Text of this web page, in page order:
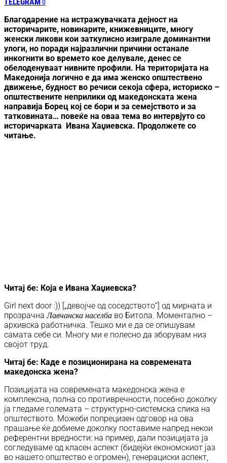
0
Благодарение на истражувачката дејност на
историчарите, новинарите, книжевниците, многу
женски ликови кои заткулисно изиграле доминантни
улоги, но поради најразлични причини останале
инкогнити во времето кое делувале, денес се
обелоденуваат нивните профили. На територијата на
Македонија логично е да има женско општествено
движење, будност во речиси секоја сфера, историско –
општествените неприлики од македонската жена
направија Борец кој се бори и за семејството и за
татковината… повеќе на оваа тема во интервјуто со
историчарката Ивана Хаџиевска. Продолжете со
читање.
Читај бе: Која е Ивана Хаџиевска?
Girl next door :)) [„девојче од соседството“] од мирната и
прозрачнаЛавчанска населба во Битола. Моментално –
архивска работничка. Тешко ми е да се опишувам
самата себе си. Многу ми е полесно да зборувам низ
својот труд.
Читај бе: Каде е позиционирана на современата
македонска жена?
Позицијата на современата македонска жена е
комплексна, полна со противречности, посебно доколку
ја гледаме големата – структурно-системска слика на
општеството. Можеби попрецизен одговор на ова
прашање ќе добиеме доколку поставиме напред некои
референтни вредности: на пример, дали позицијата ја
согледуваме од класен аспект (бидејќи економскиот јаз
во нашето општество е огромен), генерациски аспект,